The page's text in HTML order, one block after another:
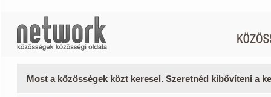
Most a közösségek közt keresel. Szeretnéd kibővíteni a